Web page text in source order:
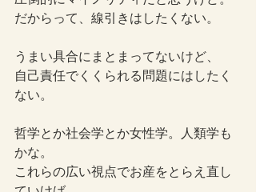
だからって、線引きはしたくない。
うまい具合にまとまってないけど、
自己責任でくくられる問題にはしたく
ない。
哲学とか社会学とか女性学。人類学も
かな。
これらの広い視点でお産をとらえ直し